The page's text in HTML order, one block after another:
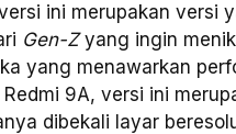
ini merupakan versi
Gen-Zyang ingin
yang menawarkan
9A, versi ini
dibekali layar